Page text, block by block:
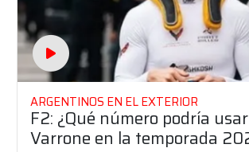
ARGENTINOS EN EL EXTERIOR
F2: ¿Qué número podría usar
Varrone en la temporada